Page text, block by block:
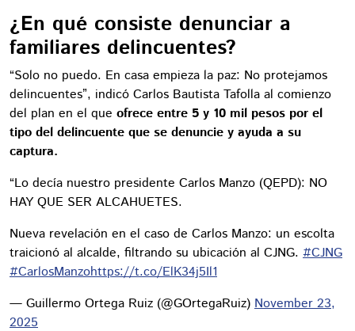
¿En qué consiste denunciar a
familiares delincuentes?
“Solo no puedo. En casa empieza la paz: No protejamos
delincuentes”, indicó Carlos Bautista Tafolla al comienzo
del plan en el que ofrece entre 5 y 10 mil pesos por el
tipo del delincuente que se denuncie y ayuda a su
captura.
“Lo decía nuestro presidente Carlos Manzo (QEPD): NO
HAY QUE SER ALCAHUETES.
Nueva revelación en el caso de Carlos Manzo: un escolta
traicionó al alcalde, filtrando su ubicación al CJNG. #CJNG
#CarlosManzohttps://t.co/ElK34j5Il1
— Guillermo Ortega Ruiz (@GOrtegaRuiz) November 23,
2025